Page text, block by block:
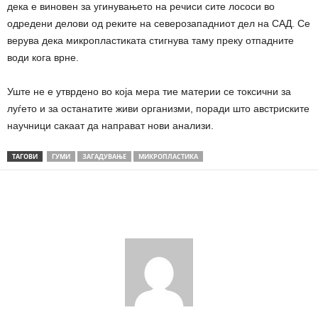
дека е виновен за угинувањето на речиси сите лососи во
одредени делови од реките на северозападниот дел на САД. Се
верува дека микропластиката стигнува таму преку отпадните
води кога врне.
Уште не е утврдено во која мера тие материи се токсични за
луѓето и за останатите живи организми, поради што австриските
научници сакаат да направат нови анализи.
ТАГОВИ ГУМИ ЗАГАДУВАЊЕ МИКРОПЛАСТИКА